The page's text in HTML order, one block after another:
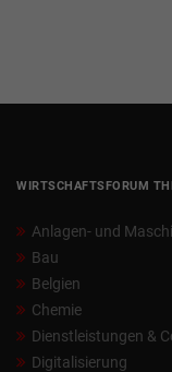
WIRTSCHAFTSFORUM
Anlagen- und
Bau
Belgien
Chemie
Dienstleistungen &
Digitalisierung